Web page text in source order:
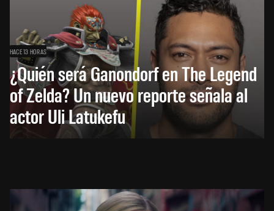
HACE 13 HORAS
¿Quién será Ganondorf en The Legend
of Zelda? Un nuevo reporte señala al
actor Uli Latukefu